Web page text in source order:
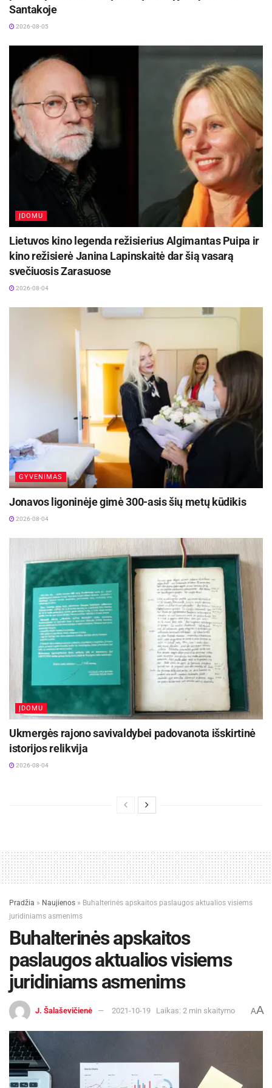
išlošti ir sutaupyti.
„Gustindecor“ suteiks platų įvairių rūšių karnizų
pasirinkimą, kartu pasirūpins jų parinkimu pagal
poreikius. Nepraleiskite progos greitai ir lengvai
įsigyti reikiamų elementų interjerui.
Kokybiški ir modernūs
, platus karnizų
pasirinkimas įvairiems poreikiams! Išsirinkite
sau labiausiai tinkamus karnizus bei kitas
interjero detales gera kaina.
Santakoje
2026-08-05
ĮDOMU
Lietuvos kino legenda režisierius Algimantas Puipa ir
kino režisierė Janina Lapinskaitė dar šią vasarą
svečiuosis Zarasuose
2026-08-04
GYVENIMAS
Jonavos ligoninėje gimė 300-asis šių metų kūdikis
2026-08-04
ĮDOMU
Ukmergės rajono savivaldybei padovanota išskirtinė
istorijos relikvija
2026-08-04
Pradžia » Naujienos » Buhalterinės apskaitos paslaugos aktualios visiems
juridiniams asmenims
Buhalterinės apskaitos
paslaugos aktualios visiems
juridiniams asmenims
J. Šalaševičienė 2021-10-19 Laikas: 2 min skaitymo AA